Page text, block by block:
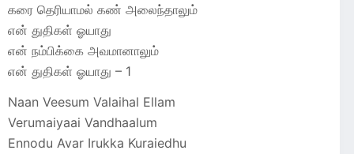
கரை தெரியாமல் கண் அலைந்தாலும்
என் துதிகள் ஓயாது
என் நம்பிக்கை அவமானாலும்
என் துதிகள் ஓயாது – 1
Naan Veesum Valaihal Ellam
Verumaiyaai Vandhaalum
Ennodu Avar Irukka Kuraiedhu